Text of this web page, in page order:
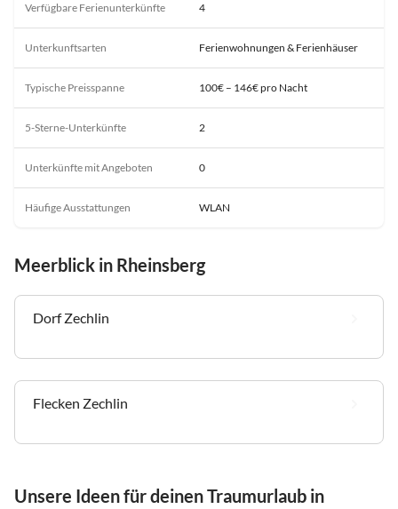
Verfügbare Ferienunterkünfte 4
Unterkunftsarten Ferienwohnungen & Ferienhäuser
Typische Preisspanne 100€ – 146€ pro Nacht
5-Sterne-Unterkünfte 2
Unterkünfte mit Angeboten 0
Häufige Ausstattungen WLAN
Meerblick in Rheinsberg
Dorf Zechlin
Flecken Zechlin
Unsere Ideen für deinen Traumurlaub in